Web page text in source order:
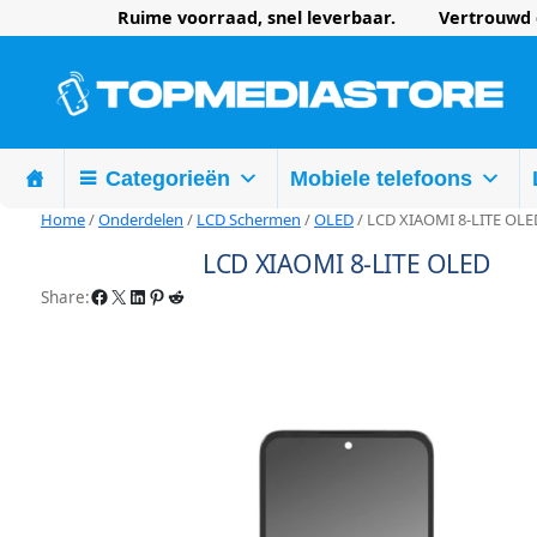
Ruime voorraad, snel leverbaar.
Categorieën Mobiele telefoons
Home/Onderdelen / LCD Schermen /OLED/ LCD XIAOMI 8-LITE
LCD XIAOMI 8-LITE OLED
Share:Facebook X LinkedIn Pinterest Reddit